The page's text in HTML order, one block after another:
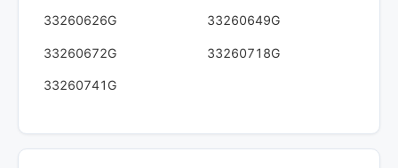
33260626G 33260649G
33260672G 33260718G
33260741G